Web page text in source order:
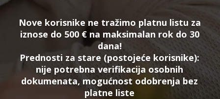
Nove korisnike ne tražimo platnu listu za
iznose do 500 € na maksimalan rok do 30
dana!
Prednosti za stare (postojeće korisnike):
nije potrebna verifikacija osobnih
dokumenata, mogućnost odobrenja bez
platne liste